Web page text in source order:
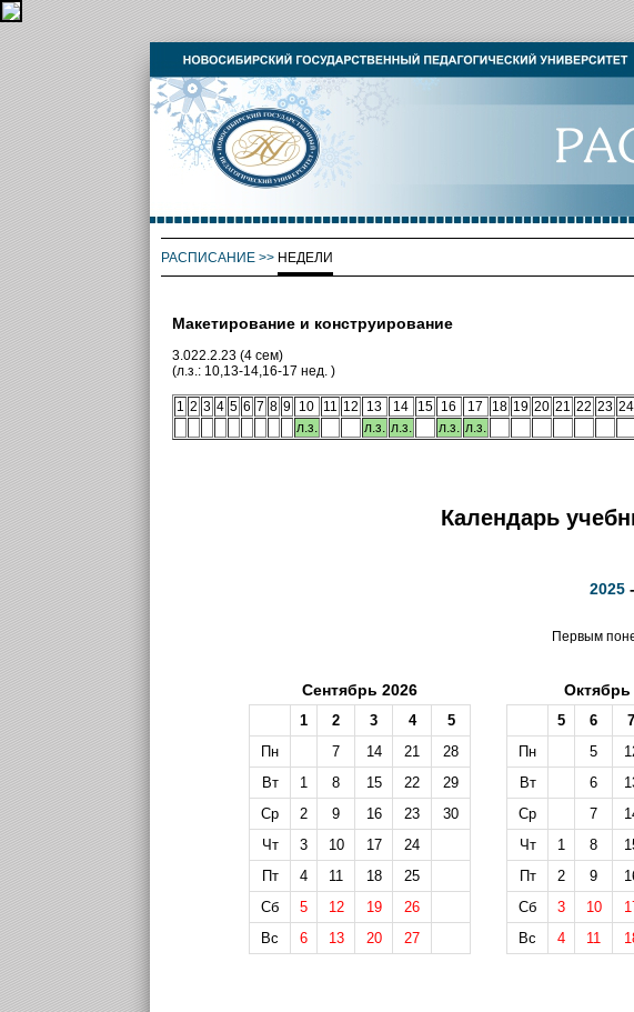
РАСПИСАНИЕ>> НЕДЕЛИ
Макетирование и конструирование
3.022.2.23 (4 сем)
(л.з.: 10,13-14,16-17 нед. )
1 2 3 4 5 6 7 8 9 10 11 12 13 14 15 16 17 18 19 20 21 22 23 24
л.з.
л.з. л.з. л.з. л.з.
Календарь
2025-
Первым
Сентябрь 2026
1 2 3 4
5
Пн
7 14 21
28
Вт
1 8 15 22
29
Ср
2 9 16 23
30
Чт
3 10 17
24
Пт
4 11 18
25
Сб
5 12 19
26
Вс
6 13 20 27
Октябрь
5 6 7
Пн
5
Вт
6
Ср
7
Чт
1 8
Пт
2 9
Сб
3 10
Вс
4 11